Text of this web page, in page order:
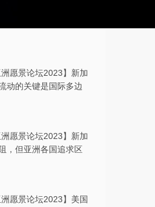
洲愿景论坛2023】新加
动的关键是国际多边
洲愿景论坛2023】新加
，但亚洲各国追求区
洲愿景论坛2023】美国